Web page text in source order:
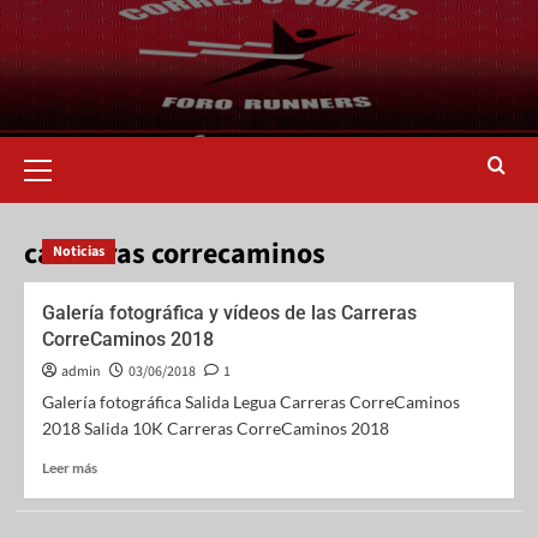
carreeras correcaminos
Noticias
Galería fotográfica y vídeos de las Carreras
CorreCaminos 2018
admin 03/06/2018
1
Galería fotográfica Salida Legua Carreras CorreCaminos
2018 Salida 10K Carreras CorreCaminos 2018
Leer más